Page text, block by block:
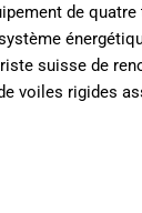
de
suisse de
voiles rigides